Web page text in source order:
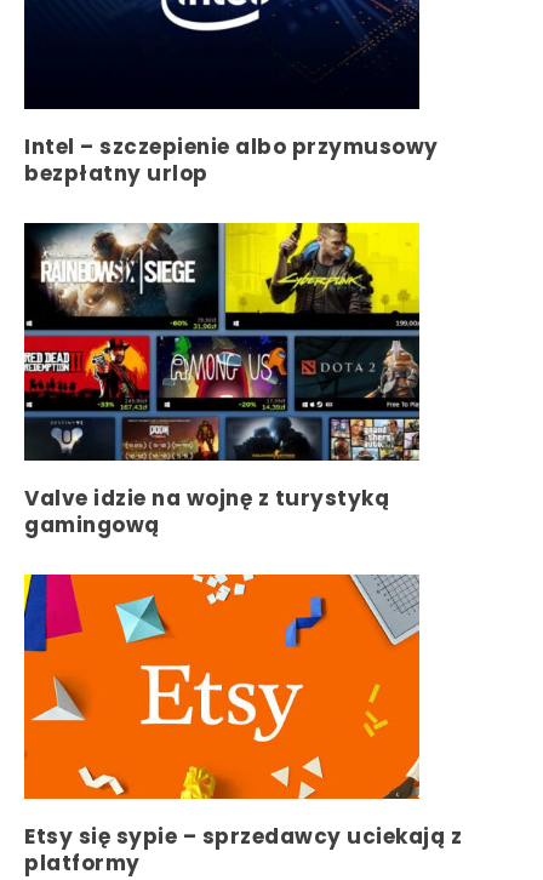
Intel – szczepienie albo przymusowy
bezpłatny urlop
Valve idzie na wojnę z turystyką
gamingową
Etsy się sypie – sprzedawcy uciekają z
platformy